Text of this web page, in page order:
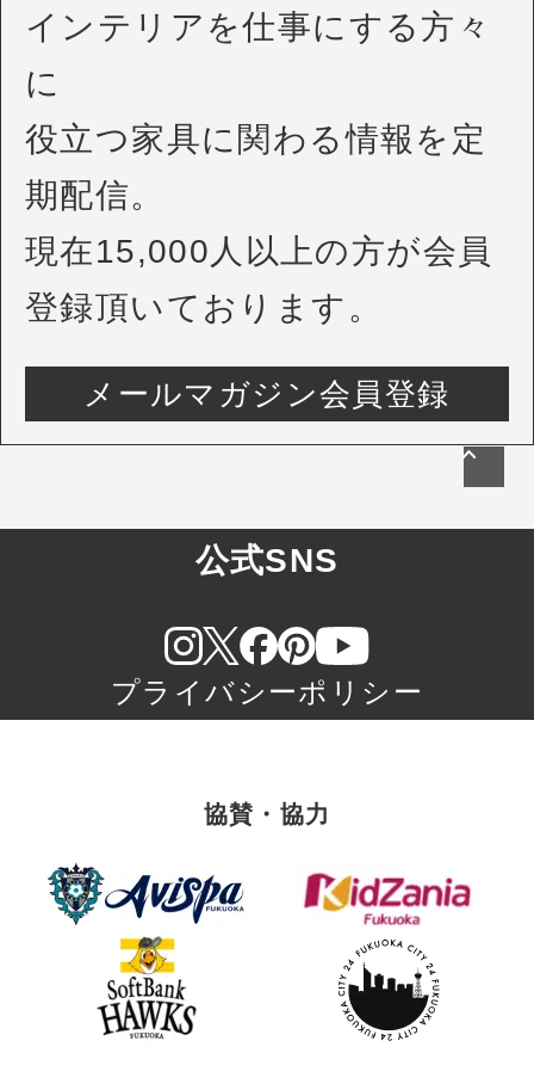
インテリアを仕事にする方々
に
役立つ家具に関わる情報を定
期配信。
現在15,000人以上の方が会員
登録頂いております。
メールマガジン会員登録
公式SNS
プライバシーポリシー
協賛・協力